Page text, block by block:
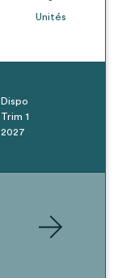
Unités
Dispo
Trim 1
2027